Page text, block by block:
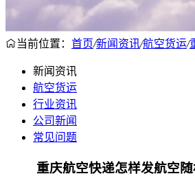
当前位置： 首页/新闻资讯/航空货运/
新闻资讯
航空货运
行业资讯
公司新闻
常见问题
重庆航空快递怎样发航空